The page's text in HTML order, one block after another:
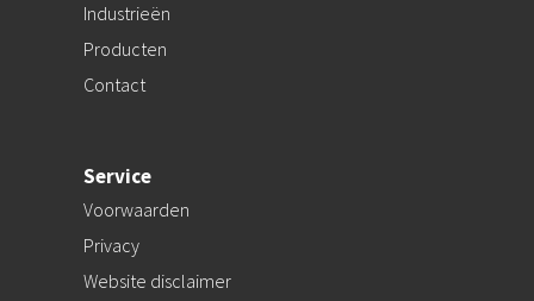
Industrieën
Producten
Contact
Service
Voorwaarden
Privacy
Website disclaimer